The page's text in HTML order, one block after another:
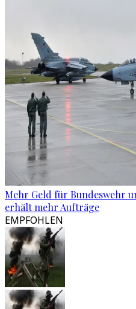
Mehr Geld für Bundeswehr
erhält mehr Aufträge
EMPFOHLEN